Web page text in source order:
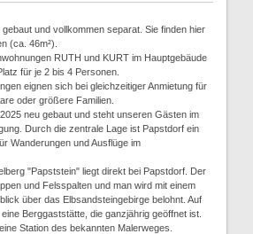
gebaut und vollkommen separat. Sie finden hier
(ca. 46m²).
RUTH und KURT im Hauptgebäude
für je 2 bis 4 Personen.
eignen sich bei gleichzeitiger Anmietung für
oder größere Familien.
neu gebaut und steht unseren Gästen im
Durch die zentrale Lage ist Papstdorf ein
Wanderungen und Ausflüge im
"Papststein" liegt direkt bei Papstdorf. Der
und Felsspalten und man wird mit einem
über das Elbsandsteingebirge belohnt. Auf
Berggaststätte, die ganzjährig geöffnet ist.
Station des bekannten Malerweges.